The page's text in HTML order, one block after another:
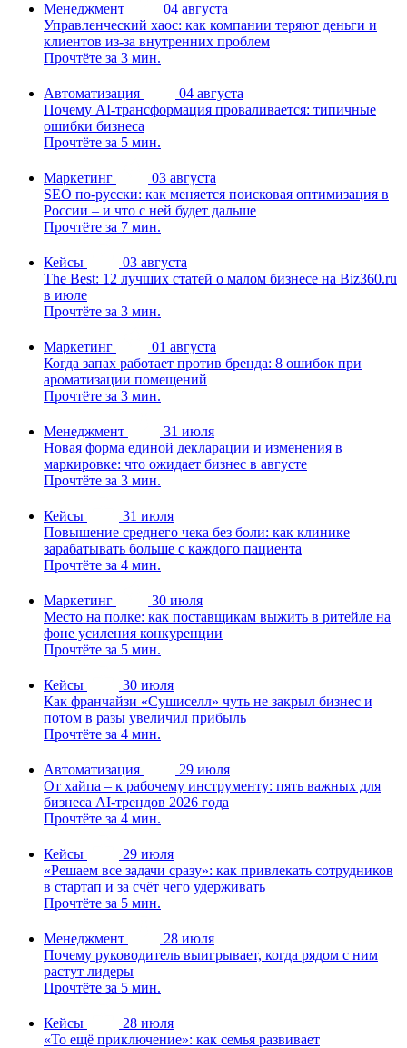
Менеджмент
04 августа
Управленческий хаос: как компании теряют деньги и
клиентов из-за внутренних проблем
Прочтёте за 3 мин.
Автоматизация
04 августа
Почему AI-трансформация проваливается: типичные
ошибки бизнеса
Прочтёте за 5 мин.
Маркетинг
03 августа
SEO по-русски: как меняется поисковая оптимизация в
России – и что с ней будет дальше
Прочтёте за 7 мин.
Кейсы
03 августа
The Best: 12 лучших статей о малом бизнесе на Biz360.ru
в июле
Прочтёте за 3 мин.
Маркетинг
01 августа
Когда запах работает против бренда: 8 ошибок при
ароматизации помещений
Прочтёте за 3 мин.
Менеджмент
31 июля
Новая форма единой декларации и изменения в
маркировке: что ожидает бизнес в августе
Прочтёте за 3 мин.
Кейсы
31 июля
Повышение среднего чека без боли: как клинике
зарабатывать больше с каждого пациента
Прочтёте за 4 мин.
Маркетинг
30 июля
Место на полке: как поставщикам выжить в ритейле на
фоне усиления конкуренции
Прочтёте за 5 мин.
Кейсы
30 июля
Как франчайзи «Сушиселл» чуть не закрыл бизнес и
потом в разы увеличил прибыль
Прочтёте за 4 мин.
Автоматизация
29 июля
От хайпа – к рабочему инструменту: пять важных для
бизнеса AI-трендов 2026 года
Прочтёте за 4 мин.
Кейсы
29 июля
«Решаем все задачи сразу»: как привлекать сотрудников
в стартап и за счёт чего удерживать
Прочтёте за 5 мин.
Менеджмент
28 июля
Почему руководитель выигрывает, когда рядом с ним
растут лидеры
Прочтёте за 5 мин.
Кейсы
28 июля
«То ещё приключение»: как семья развивает